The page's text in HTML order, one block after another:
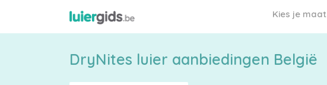
Kies je maat
DryNites luier aanbiedingen België